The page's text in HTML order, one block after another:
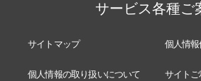
サービス各種ご
サイトマップ 個人情
個人情報の取り扱いについて サイト